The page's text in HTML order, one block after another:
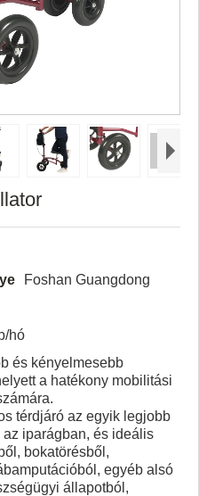
Foshan Guangdong
hó
és kényelmesebb
a hatékony mobilitási
térdjáró az egyik legjobb
iparágban, és ideális
bokatörésből,
egyéb alsó
állapotból,